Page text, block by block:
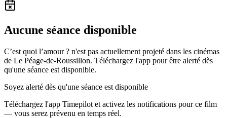
Aucune séance disponible
C’est quoi l’amour ? n'est pas actuellement projeté dans les cinémas
de Le Péage-de-Roussillon. Téléchargez l'app pour être alerté dès
qu'une séance est disponible.
Soyez alerté dès qu'une séance est disponible
Téléchargez l'app Timepilot et activez les notifications pour ce film
— vous serez prévenu en temps réel.